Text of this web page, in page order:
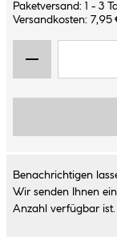
Paketversand: 1 - 3
Versandkosten: 7,95
Benachrichtigen
Wir senden Ihnen
Anzahl verfügbar ist.